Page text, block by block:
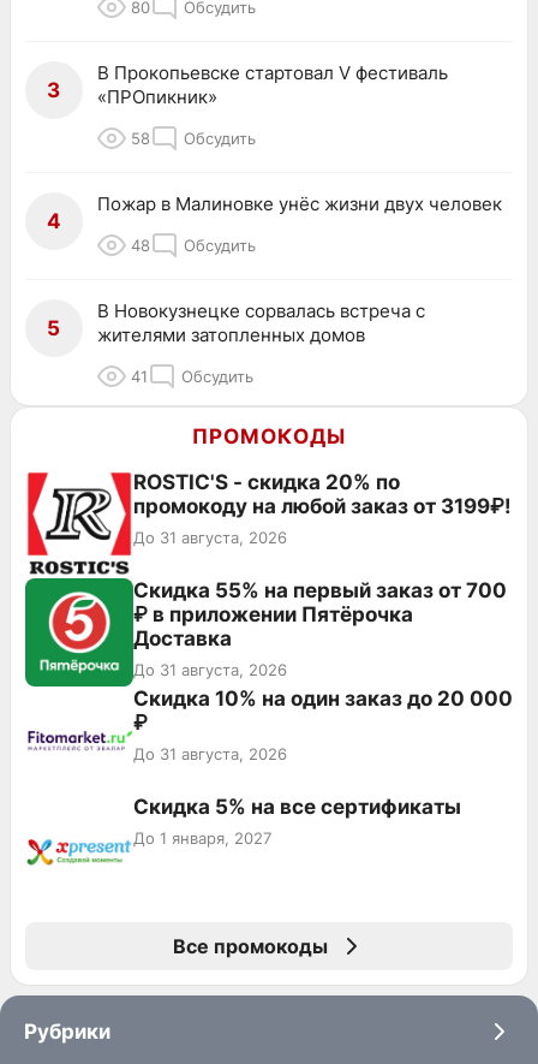
80 Обсудить
3
В Прокопьевске стартовал V фестиваль
«ПРОпикник»
58 Обсудить
4
Пожар в Малиновке унёс жизни двух человек
48 Обсудить
5
В Новокузнецке сорвалась встреча с
жителями затопленных домов
41 Обсудить
ПРОМОКОДЫ
ROSTIC'S - скидка 20% по
промокоду на любой заказ от 3199₽!
До 31 августа, 2026
Скидка 55% на первый заказ от 700
₽ в приложении Пятёрочка
Доставка
До 31 августа, 2026
Скидка 10% на один заказ до 20 000
₽
До 31 августа, 2026
Скидка 5% на все сертификаты
До 1 января, 2027
Все промокоды
Рубрики